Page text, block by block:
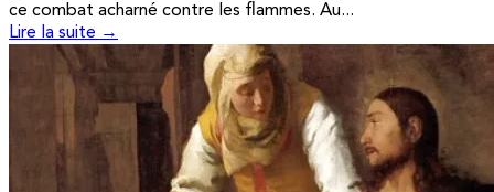
ce combat acharné contre les flammes. Au...
Lire la suite →